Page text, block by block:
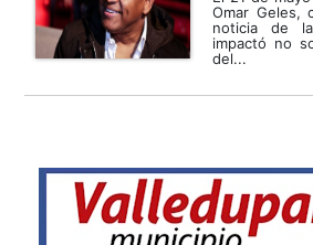
Omar Geles,
noticia de
impactó no
del...